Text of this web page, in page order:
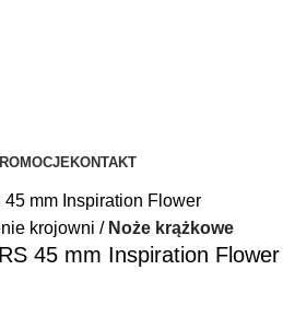
KONTAKT
krojowni Noże krążkowe
45 mm Inspiration Flower